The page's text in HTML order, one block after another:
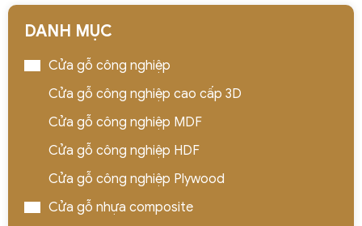
DANH MỤC
Cửa gỗ công nghiệp
Cửa gỗ công nghiệp cao cấp 3D
Cửa gỗ công nghiệp MDF
Cửa gỗ công nghiệp HDF
Cửa gỗ công nghiệp Plywood
Cửa gỗ nhựa composite